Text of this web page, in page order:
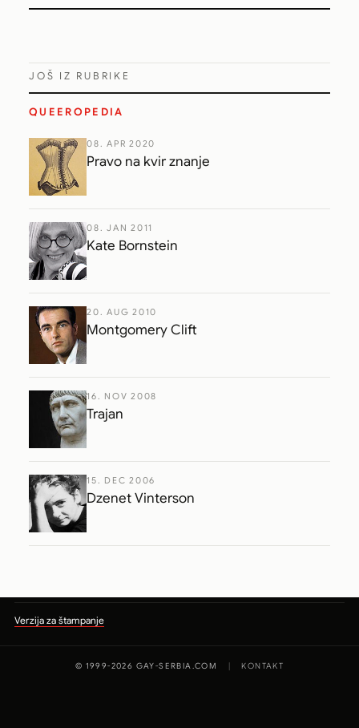
JOŠ IZ RUBRIKE
QUEEROPEDIA
08. APR 2020
Pravo na kvir znanje
08. JAN 2011
Kate Bornstein
20. AUG 2010
Montgomery Clift
16. NOV 2008
Trajan
15. DEC 2006
Dzenet Vinterson
Verzija za štampanje
© 1999-2026 GAY-SERBIA.COM KONTAKT